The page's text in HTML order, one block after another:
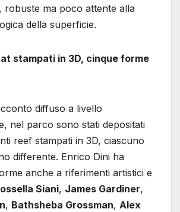
robuste ma poco attente alla
della superficie.
stampati in 3D, cinque forme
diffuso a livello
nel parco sono stati depositati
reef stampati in 3D, ciascuno
differente. Enrico Dini ha
anche a riferimenti artistici e
Siani, James Gardiner,
, Bathsheba Grossman, Alex